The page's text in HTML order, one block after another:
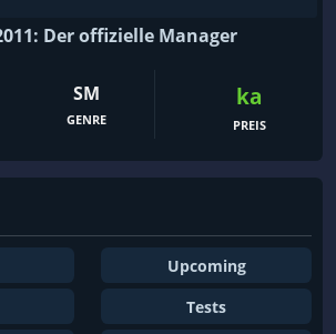
Der offizielle Manager
SM
GENRE
ka
PREIS
Upcoming
Tests